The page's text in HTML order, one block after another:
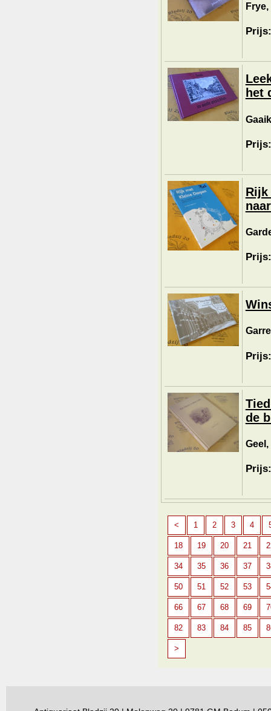
het
Rijk
de
< 1 2 3 4
18 19 20 21
34 35 36 37
50 51 52 53
66 67 68 69
82 83 84 85
>